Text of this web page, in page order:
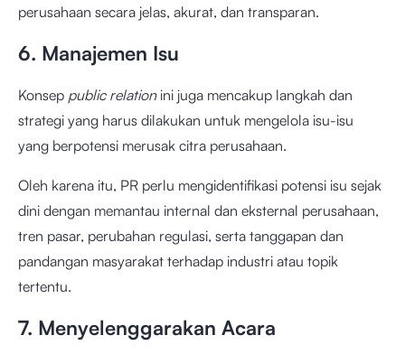
perusahaan secara jelas, akurat, dan transparan.
6. Manajemen Isu
Konsep public relation ini juga mencakup langkah dan
strategi yang harus dilakukan untuk mengelola isu-isu
yang berpotensi merusak citra perusahaan.
Oleh karena itu, PR perlu mengidentifikasi potensi isu sejak
dini dengan memantau internal dan eksternal perusahaan,
tren pasar, perubahan regulasi, serta tanggapan dan
pandangan masyarakat terhadap industri atau topik
tertentu.
7. Menyelenggarakan Acara